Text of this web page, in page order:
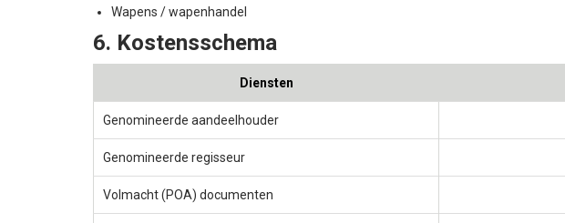
Wapens / wapenhandel
6. Kostensschema
Diensten
Genomineerde aandeelhouder
Genomineerde regisseur
Volmacht (POA) documenten